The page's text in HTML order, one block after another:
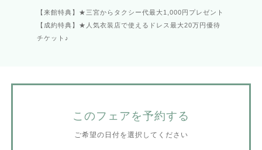
【来館特典】★三宮からタクシー代最大1,000円プレゼント
【成約特典】★人気衣装店で使えるドレス最大20万円優待
チケット♪
このフェアを予約する
ご希望の日付を選択してください